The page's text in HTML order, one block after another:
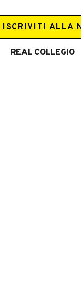
ISCRIVITI ALLA
REAL COLLEGIO